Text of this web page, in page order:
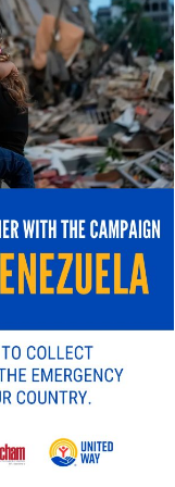
y web en este
SIGUIENTE